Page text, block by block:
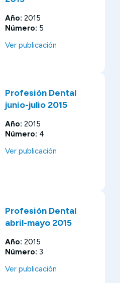
Año: 2015
Número: 5
Ver publicación
Profesión Dental
junio-julio 2015
Año: 2015
Número: 4
Ver publicación
Profesión Dental
abril-mayo 2015
Año: 2015
Número: 3
Ver publicación